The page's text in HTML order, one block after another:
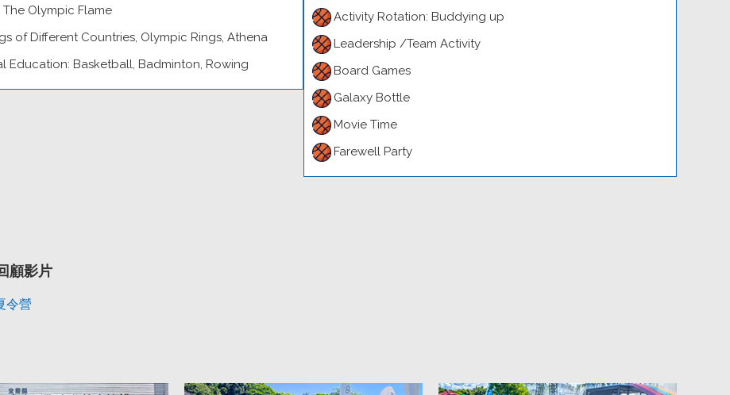
The Olympic Flame
of Different Countries, Olympic Rings, Athena
Education: Basketball, Badminton, Rowing
Activity Rotation: Buddying up
Leadership /Team Activity
Board Games
Galaxy Bottle
Movie Time
Farewell Party
顧影片
令營